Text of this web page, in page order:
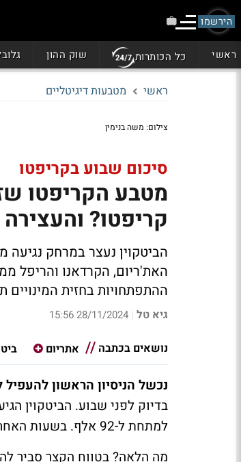
הירשמו
ראשי כל הכותרות שוק ההון
ראשי מטבעות דיגיטליים
צילום: משה בנימין
סיכום שבוע בקריפטו
קריפטו?
האת'ריום, הקרדאנו והריפל
ההתפתחויות בחזית
גיא טל |
28/11/2024 15:56
נושאים בכתבה
אתריום
נכשל הניסיון הראשון להעפיל ל-100 אלף
למתחת ל-92 אלף. בשעות האחרונות מתבצע הניסיון השני עם מחירים שנעים בין 95 ל-97.